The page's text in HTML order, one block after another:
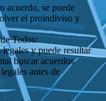
acuerdo, se puede
el proindiviso y
Todos:
y puede resultar
buscar acuerdos
antes de